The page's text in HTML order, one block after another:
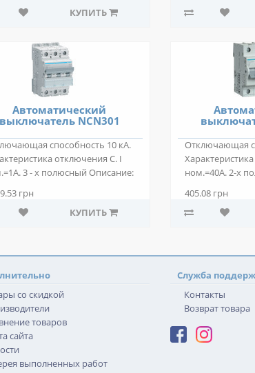
КУПИТЬ
Автоматический
выключатель NCN301
способность 10 кА.
отключения C. I
3 - х полюсный Описание:
грн
КУПИТЬ
Отключающая
ном.=40А. 2-х
405.08 грн
со скидкой
товаров
сайта
выполненных работ
Служба
Контакты
Возврат товара